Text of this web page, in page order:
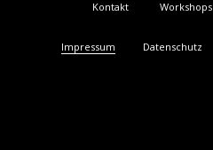
Kontakt Workshops
Impressum Datenschutz